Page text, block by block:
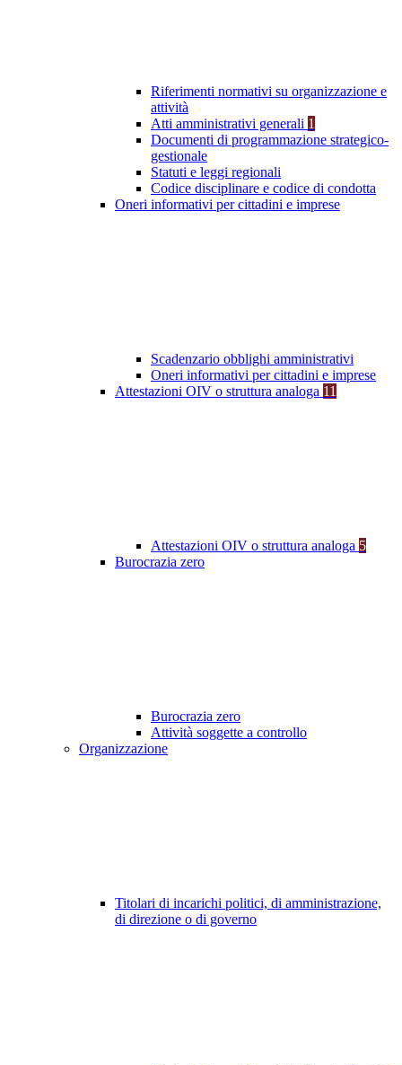
Riferimenti normativi su organizzazione e
attività
Atti amministrativi generali 1
Documenti di programmazione strategico-
gestionale
Statuti e leggi regionali
Codice disciplinare e codice di condotta
Oneri informativi per cittadini e imprese
Scadenzario obblighi amministrativi
Oneri informativi per cittadini e imprese
Attestazioni OIV o struttura analoga 11
Attestazioni OIV o struttura analoga 5
Burocrazia zero
Burocrazia zero
Attività soggette a controllo
Organizzazione
Titolari di incarichi politici, di amministrazione,
di direzione o di governo